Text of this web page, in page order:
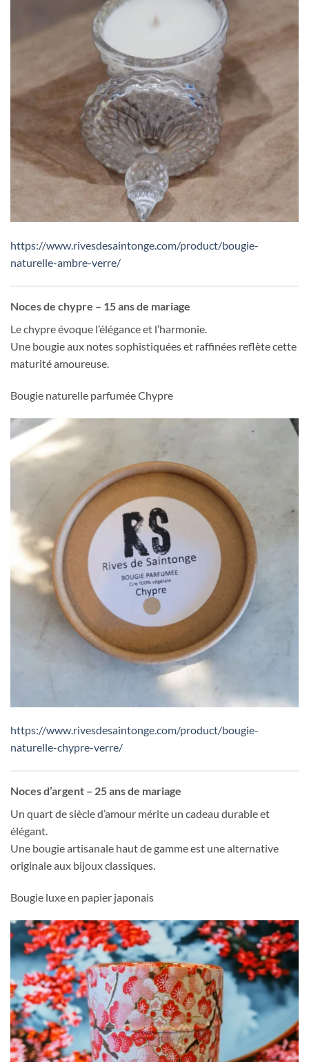
https://www.rivesdesaintonge.com/product/bougie-
naturelle-ambre-verre/
Noces de chypre – 15 ans de mariage
Le chypre évoque l’élégance et l’harmonie.
Une bougie aux notes sophistiquées et raffinées reflète cette
maturité amoureuse.
Bougie naturelle parfumée Chypre
https://www.rivesdesaintonge.com/product/bougie-
naturelle-chypre-verre/
Noces d’argent – 25 ans de mariage
Un quart de siècle d’amour mérite un cadeau durable et
élégant.
Une bougie artisanale haut de gamme est une alternative
originale aux bijoux classiques.
Bougie luxe en papier japonais